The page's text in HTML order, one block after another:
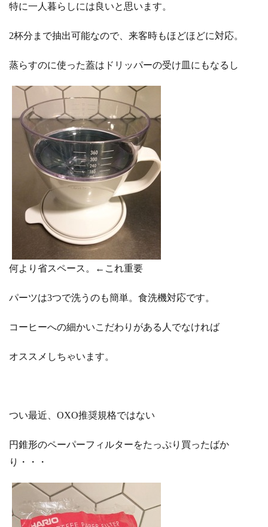
特に一人暮らしには良いと思います。
2杯分まで抽出可能なので、来客時もほどほどに対応。
蒸らすのに使った蓋はドリッパーの受け皿にもなるし
何より省スペース。←これ重要
パーツは3つで洗うのも簡単。食洗機対応です。
コーヒーへの細かいこだわりがある人でなければ
オススメしちゃいます。
つい最近、OXO推奨規格ではない
円錐形のペーパーフィルターをたっぷり買ったばか
り・・・